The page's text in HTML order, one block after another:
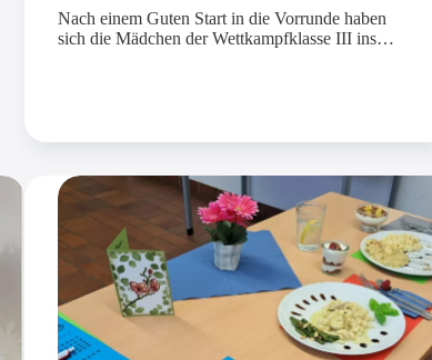
Nach einem Guten Start in die Vorrunde haben
sich die Mädchen der Wettkampfklasse III ins…